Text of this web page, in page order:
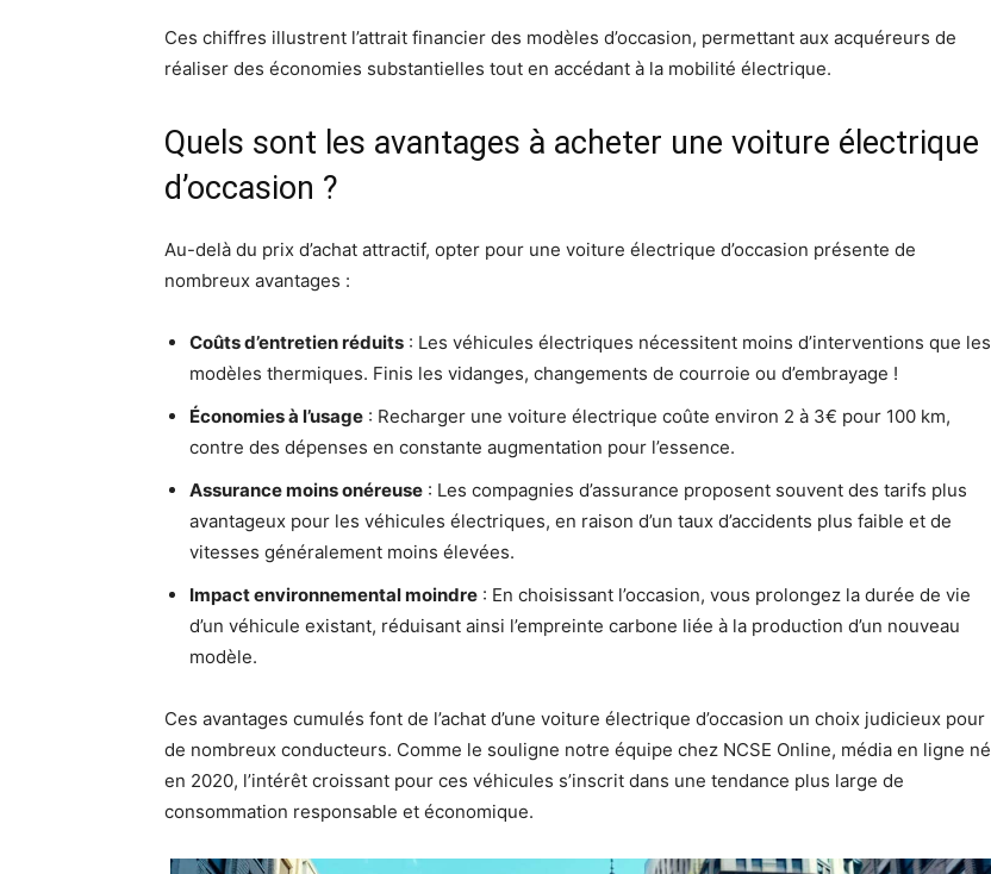
Ces chiffres illustrent l’attrait financier des modèles d’occasion, permettant aux acquéreurs de
réaliser des économies substantielles tout en accédant à la mobilité électrique.
Quels sont les avantages à acheter une voiture électrique
d’occasion ?
Au-delà du prix d’achat attractif, opter pour une voiture électrique d’occasion présente de
nombreux avantages :
Coûts d’entretien réduits : Les véhicules électriques nécessitent moins d’interventions que les
modèles thermiques. Finis les vidanges, changements de courroie ou d’embrayage !
Économies à l’usage : Recharger une voiture électrique coûte environ 2 à 3€ pour 100 km,
contre des dépenses en constante augmentation pour l’essence.
Assurance moins onéreuse : Les compagnies d’assurance proposent souvent des tarifs plus
avantageux pour les véhicules électriques, en raison d’un taux d’accidents plus faible et de
vitesses généralement moins élevées.
Impact environnemental moindre : En choisissant l’occasion, vous prolongez la durée de vie
d’un véhicule existant, réduisant ainsi l’empreinte carbone liée à la production d’un nouveau
modèle.
Ces avantages cumulés font de l’achat d’une voiture électrique d’occasion un choix judicieux pour
de nombreux conducteurs. Comme le souligne notre équipe chez NCSE Online, média en ligne né
en 2020, l’intérêt croissant pour ces véhicules s’inscrit dans une tendance plus large de
consommation responsable et économique.